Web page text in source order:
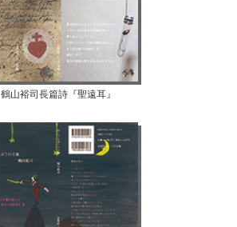
鶴山裕司長篇詩『聖遠耳』